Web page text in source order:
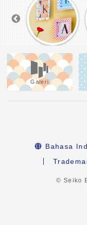
Galeri
Bahasa
© Seiko